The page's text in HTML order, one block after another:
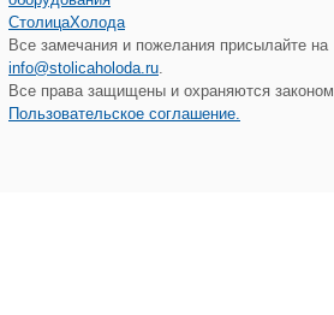
СтолицаХолода
Все замечания и пожелания присылайте на
info@stolicaholoda.ru
Все права защищены и охраняются законом.
Пользовательское соглашение.